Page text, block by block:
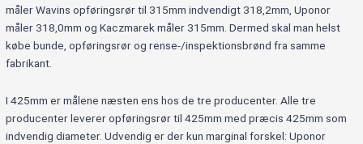
måler Wavins opføringsrør til 315mm indvendigt 318,2mm, Uponor
måler 318,0mm og Kaczmarek måler 315mm. Dermed skal man helst
købe bunde, opføringsrør og rense-/inspektionsbrønd fra samme
fabrikant.
I 425mm er målene næsten ens hos de tre producenter. Alle tre
producenter leverer opføringsrør til 425mm med præcis 425mm som
indvendig diameter. Udvendig er der kun marginal forskel: Uponor